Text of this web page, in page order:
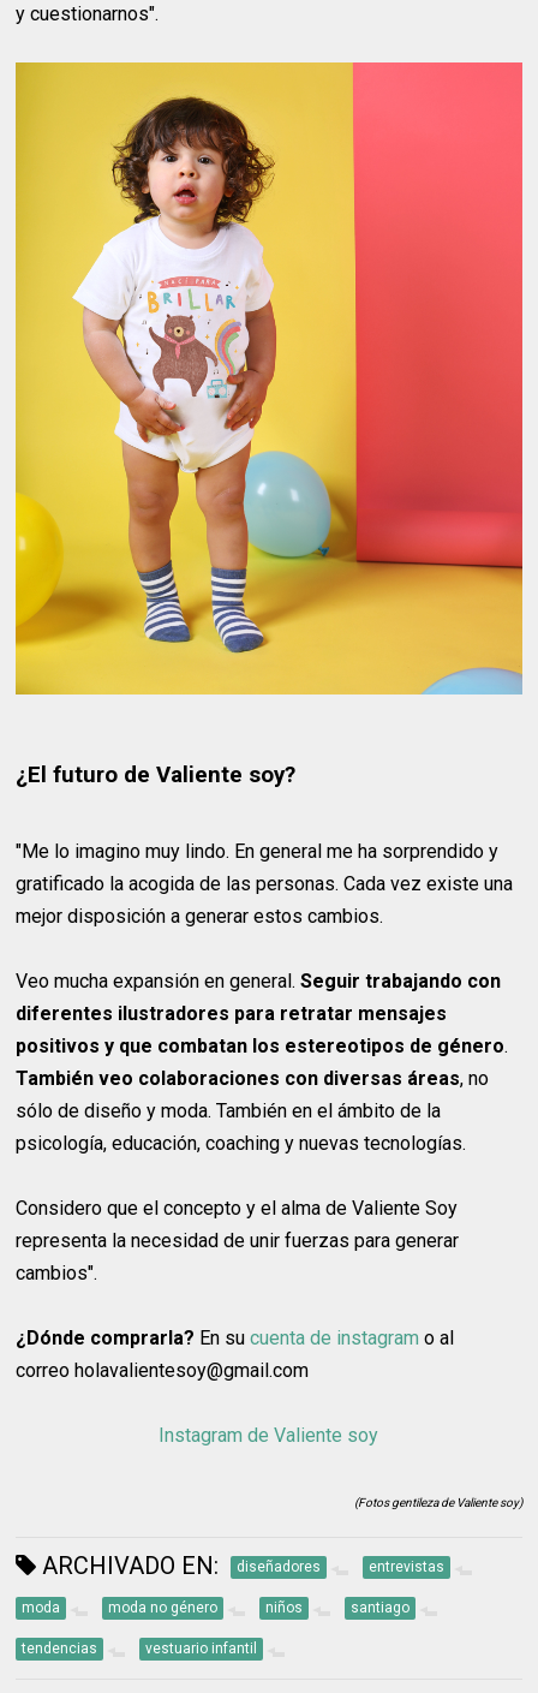
y cuestionarnos".
¿El futuro de Valiente soy?
"Me lo imagino muy lindo. En general me ha sorprendido y
gratificado la acogida de las personas. Cada vez existe una
mejor disposición a generar estos cambios.
Veo mucha expansión en general.Seguir trabajando con
diferentes ilustradores para retratar mensajes
positivos y que combatan los estereotipos de género.
También veo colaboraciones con diversas áreas, no
sólo de diseño y moda. También en el ámbito de la
psicología, educación, coaching y nuevas tecnologías.
Considero que el concepto y el alma de Valiente Soy
representa la necesidad de unir fuerzas para generar
cambios".
¿Dónde comprarla? En sucuenta de instagram o al
correo holavalientesoy@gmail.com
Instagram de Valiente soy
(Fotos gentileza de Valiente soy)
ARCHIVADO EN: diseñadores entrevistas
moda moda no género niños santiago
tendencias vestuario infantil